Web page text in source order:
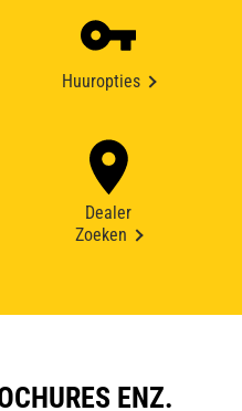
Huuropties
Dealer
Zoeken
ENZ.